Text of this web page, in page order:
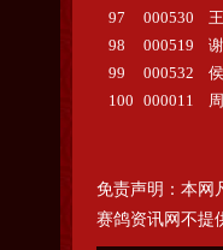
97
000530
98
000519
99
000532
100 000011
免责声明：本网
赛鸽资讯网不提